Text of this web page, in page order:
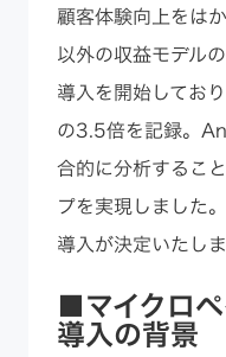
顧客体験向上をは
以外の収益モデル
導入を開始してお
の3.5倍を記録。
合的に分析するこ
プを実現しました
導入が決定いたしま
■マイクロ
導入の背景